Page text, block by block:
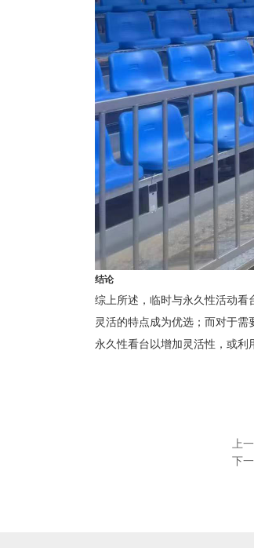
结论
综上所述，临时与永久性活动看
灵活的特点成为优选；而对于
永久性看台以增加灵活性，或利
上
下一